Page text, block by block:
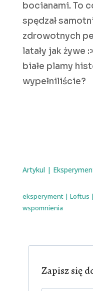
bocianami. To
spędzał
zdrowotnych
latały jak żywe
białe plamy
wypełniliście?
Artykul|
eksperyment| Loftus |
wspomnienia
Zapisz się